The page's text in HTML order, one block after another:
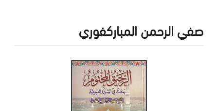
صفي الرحمن المباركفوري